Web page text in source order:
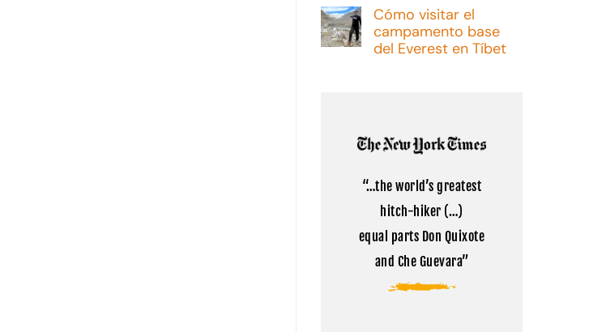
y
opciones
hay
comentarios
en
Cómo
visitar
del
Tibet
Cómo visitar el
campamento base
del Everest en Tíbet
el
campamento
Everest
Tíbet
“…the world’s greatest
hitch-hiker (…)
equal parts Don Quixote
and Che Guevara”